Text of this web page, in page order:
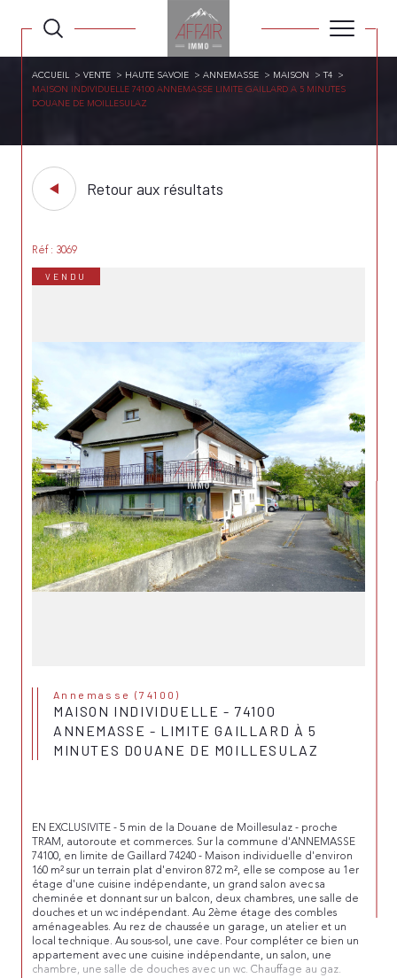
ACCUEIL VENTE HAUTE SAVOIE ANNEMASSE MAISON
T4
MAISON INDIVIDUELLE 74100 ANNEMASSE LIMITE GAILLARD A 5 MINUTES
DOUANE DE MOILLESULAZ
Retour aux résultats
Réf : 3069
VENDU
Annemasse (74100)
MAISON INDIVIDUELLE - 74100
ANNEMASSE - LIMITE GAILLARD À 5
MINUTES DOUANE DE MOILLESULAZ
EN EXCLUSIVITE - 5 min de la Douane de Moillesulaz - proche
TRAM, autoroute et commerces. Sur la commune d'ANNEMASSE
74100, en limite de Gaillard 74240 - Maison individuelle d'environ
160 m² sur un terrain plat d'environ 872 m², elle se compose au 1er
étage d'une cuisine indépendante, un grand salon avec sa
cheminée et donnant sur un balcon, deux chambres, une salle de
douches et un wc indépendant. Au 2ème étage des combles
aménageables. Au rez de chaussée un garage, un atelier et un
local technique. Au sous-sol, une cave. Pour compléter ce bien un
appartement avec une cuisine indépendante, un salon, une
chambre, une salle de douches avec un wc. Chauffage au gaz.